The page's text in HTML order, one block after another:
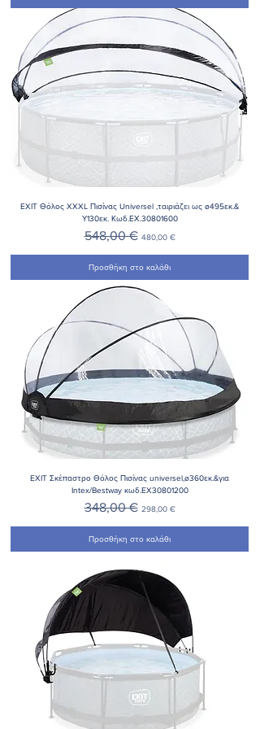
EXIT Θόλος XXXL Πισίνας Universel ,ταιριάζει ως ø495εκ.&
Υ130εκ. Κωδ.ΕΧ.30801600
Κανονική τιμή
548,00 € 480,00 €
Προσθήκη στο καλάθι
EXIT Σκέπαστρο Θόλος Πισίνας universel,ø360εκ.&για
Intex/Bestway κωδ.EX30801200
Κανονική τιμή
348,00 € 298,00 €
Προσθήκη στο καλάθι